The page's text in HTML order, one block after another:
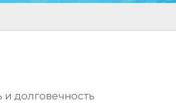
и долговечность